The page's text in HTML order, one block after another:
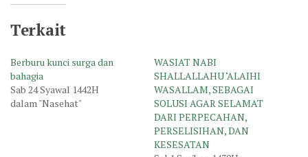
Terkait
Berburu kunci surga dan
bahagia
Sab 24 Syawal 1442H
dalam "Nasehat"
WASIAT NABI
SHALLALLAHU ‘ALAIHI
WASALLAM, SEBAGAI
SOLUSI AGAR SELAMAT
DARI PERPECAHAN,
PERSELISIHAN, DAN
KESESATAN